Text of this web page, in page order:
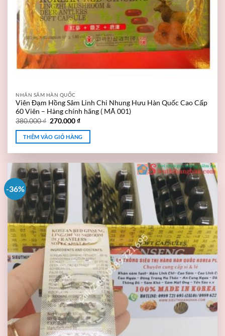
NHÂN SÂM HÀN QUỐC
Viên Đạm Hồng Sâm Linh Chi Nhung Hưu Hàn Quốc Cao Cấp
60 Viên – Hàng chính hãng ( MÃ 001)
380.000₫ 270.000₫
THÊM VÀO GIỎ HÀNG
-36%